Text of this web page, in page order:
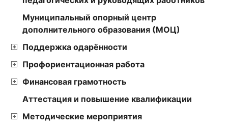
Муниципальный опорный центр
дополнительного образования (МОЦ)
Поддержка одарённости
Профориентационная работа
Финансовая грамотность
Аттестация и повышение квалификации
Методические мероприятия